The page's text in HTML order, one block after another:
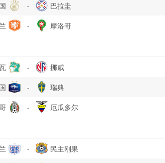
- 巴拉圭
- 摩洛哥
- 挪威
- 瑞典
- 厄瓜多尔
- 民主刚果